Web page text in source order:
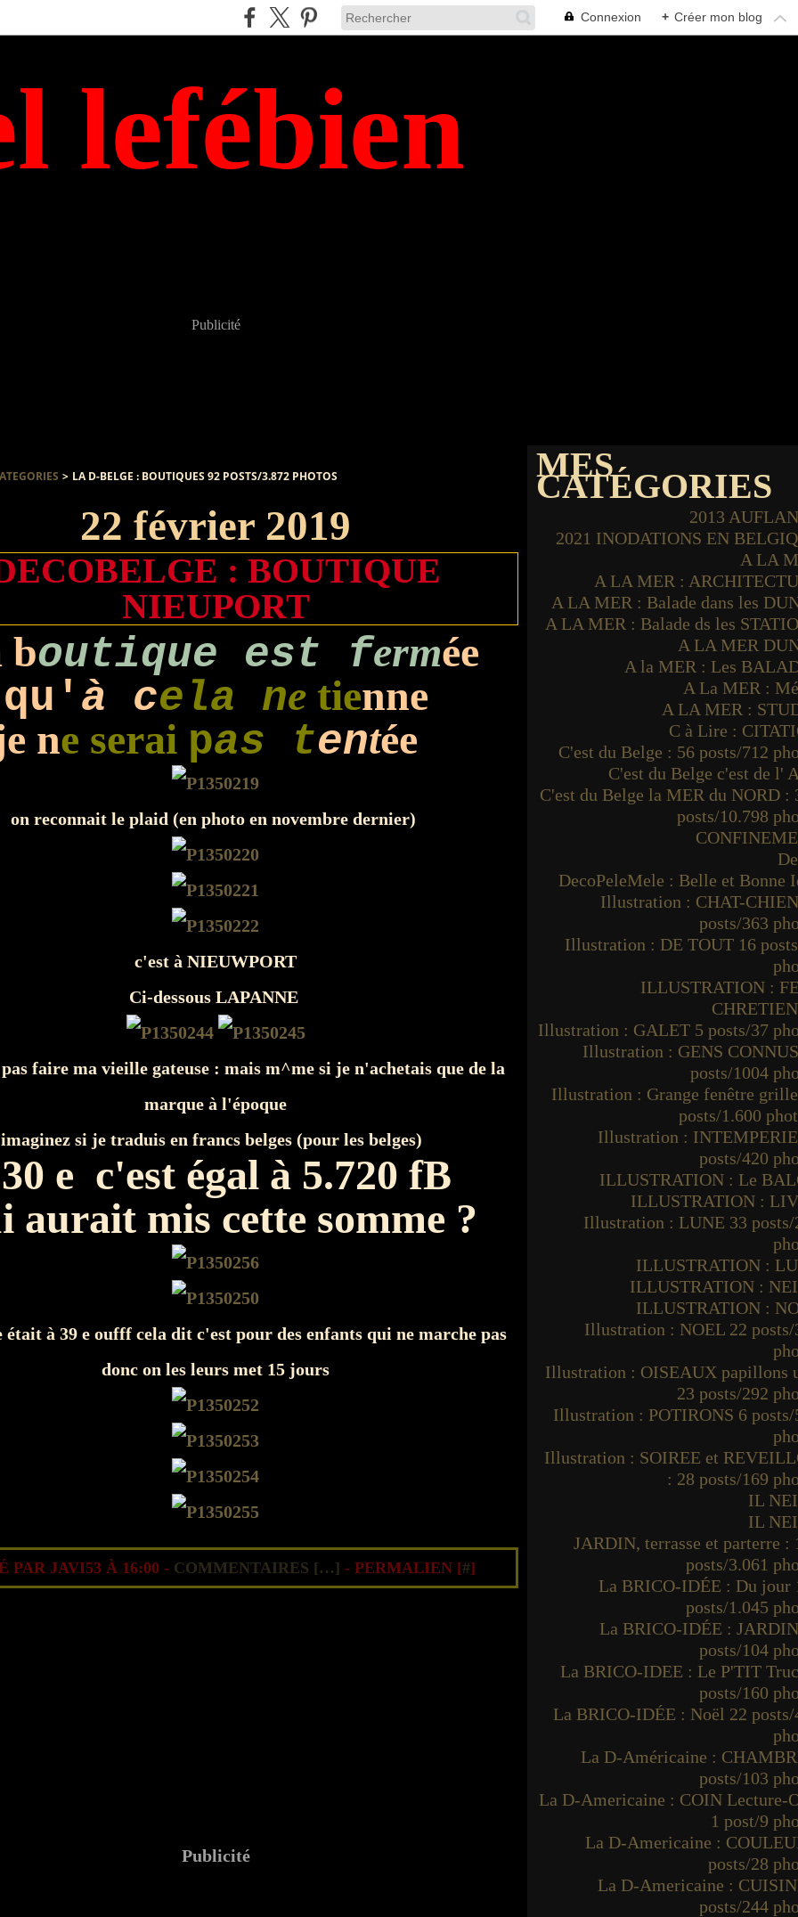
Connexion + Créer mon blog
lefébien
Publicité
> LA D-BELGE : BOUTIQUES 92 POSTS/3.872 PHOTOS
22 février 2019
: BOUTIQUE
NIEUPORT
boutique est fermée
qu' à cela netienne
ne serai pas tentée
on reconnait le plaid (en photo en novembre dernier)
c'est à NIEUWPORT
Ci-dessous LAPANNE
faire ma vieille gateuse : mais m^me si je n'achetais que de la
marque à l'époque
imaginez si je traduis en francs belges (pour les belges)
e c'est égal à 5.720 fB
aurait mis cette somme ?
était à 39 e oufff cela dit c'est pour des enfants qui ne marche pas
donc on les leurs met 15 jours
PAR JAVI53 À 16:00 - COMMENTAIRES […] - PERMALIEN [#]
Publicité
MES
CATÉGORIES
2013
2021 INODATIONS EN
A LA
A LA MER :
A LA MER : Balade dans les
A LA MER : Balade ds les
A LA MER
A la MER : Les
A La MER :
A LA MER :
C à Lire :
C'est du Belge : 56 posts/712
C'est du Belge c'est de l'
C'est du Belge la MER du NORD :
posts/10.798
DecoPeleMele : Belle et Bonne
Illustration : CHAT-
posts/363
Illustration : DE TOUT 16
ILLUSTRATION :
Illustration : GALET 5 posts/37
Illustration : GENS
posts/1004
Illustration : Grange fenêtre
posts/1.600
Illustration :
posts/420
ILLUSTRATION : Le
ILLUSTRATION :
Illustration : LUNE 33 posts/
ILLUSTRATION :
ILLUSTRATION :
ILLUSTRATION :
Illustration : NOEL 22 posts/
Illustration : OISEAUX papillons
23 posts/292
Illustration : POTIRONS 6 posts/
Illustration : SOIREE et
: 28 posts/169
IL
IL
JARDIN, terrasse et parterre :
posts/3.061
La BRICO-IDÉE : Du jour
posts/1.045
La BRICO-IDÉE :
posts/104
La BRICO-IDEE : Le P'TIT
posts/160
La BRICO-IDÉE : Noël 22 posts/
La D-Américaine :
posts/103
La D-Americaine : COIN Lecture-
1 post/9
La D-Americaine :
posts/28
La D-Americaine :
posts/244